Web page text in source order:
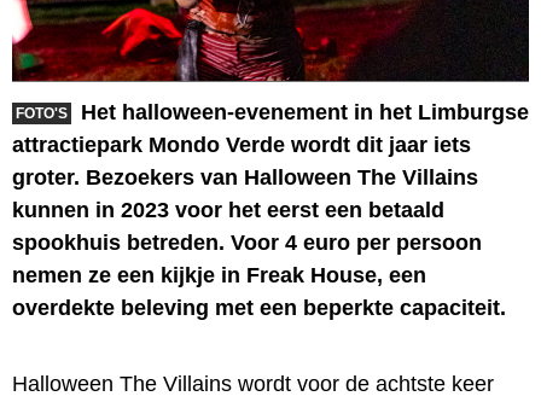
FOTO'S
Het halloween-evenement in het Limburgse
attractiepark Mondo Verde wordt dit jaar iets
groter. Bezoekers van Halloween The Villains
kunnen in 2023 voor het eerst een betaald
spookhuis betreden. Voor 4 euro per persoon
nemen ze een kijkje in Freak House, een
overdekte beleving met een beperkte capaciteit.
Halloween The Villains wordt voor de achtste keer